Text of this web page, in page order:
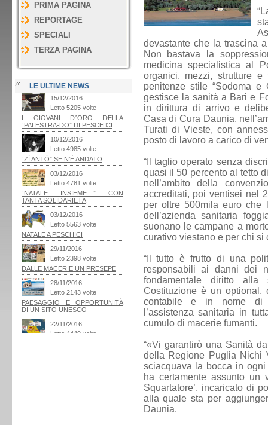
PRIMA PAGINA
REPORTAGE
SPECIALI
TERZA PAGINA
LE ULTIME NEWS
devastante che la trascina
Non bastava la
medicina specialistica al
organici, mezzi, strutture
penitenze stile “Sodoma
gestisce la sanità a Bari e
in dirittura di arrivo e
Casa di Cura Daunia,
Turati di Vieste, con
posto di lavoro a carico di
“Il taglio operato senza
quasi il 50 percento al tetto
nell’ambito della
accreditati, poi ventisei nel
per oltre 500mila euro che
dell’azienda sanitaria
suonano le campane a
curativo viestano e per chi si
“Il tutto è frutto di una
responsabili ai danni dei
fondamentale diritto alla
Costituzione è un
contabile e in nome di
l’assistenza sanitaria in
cumulo di macerie fumanti.
“«Vi garantirò una Sanità
della Regione Puglia Nichi
sciacquava la bocca in
ha certamente assunto
Squartatore’, incaricato di
alla quale sta per
Daunia.